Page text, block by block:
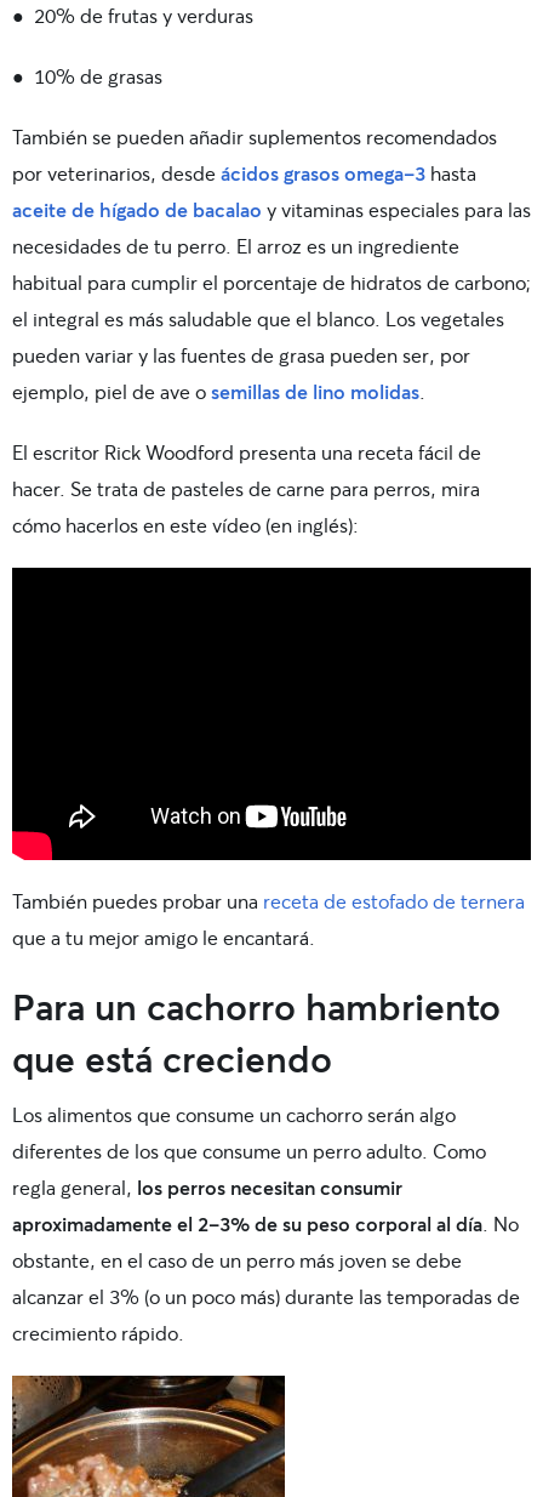
● 20% defrutasyverduras
● 10% de grasas
También se pueden añadir suplementos recomendados
por veterinarios, desdeácidos grasos omega-3 hasta
aceite de hígado de bacalao y vitaminas especiales para las
necesidades de tu perro. El arroz es un ingrediente
habitual para cumplir el porcentaje de hidratos de carbono;
el integral es más saludable que el blanco. Losvegetales
pueden variar y las fuentes de grasa pueden ser, por
ejemplo, piel de ave osemillas de lino molidas
El escritor Rick Woodford presenta una receta fácil de
hacer. Se trata de pasteles de carne para perros, mira
cómo hacerlos en este vídeo (en inglés):
También puedes probar una receta de estofado de ternera
que a tu mejor amigo le encantará.
Para un cachorro hambriento
que está creciendo
Los alimentos que consume un cachorro serán algo
diferentes de los que consume un perro adulto. Como
regla general, los perros necesitan consumir
aproximadamente el 2-3% de su peso corporal al día. No
obstante, en el caso de un perro más joven se debe
alcanzar el 3% (o un poco más) durante las temporadas de
crecimiento rápido.